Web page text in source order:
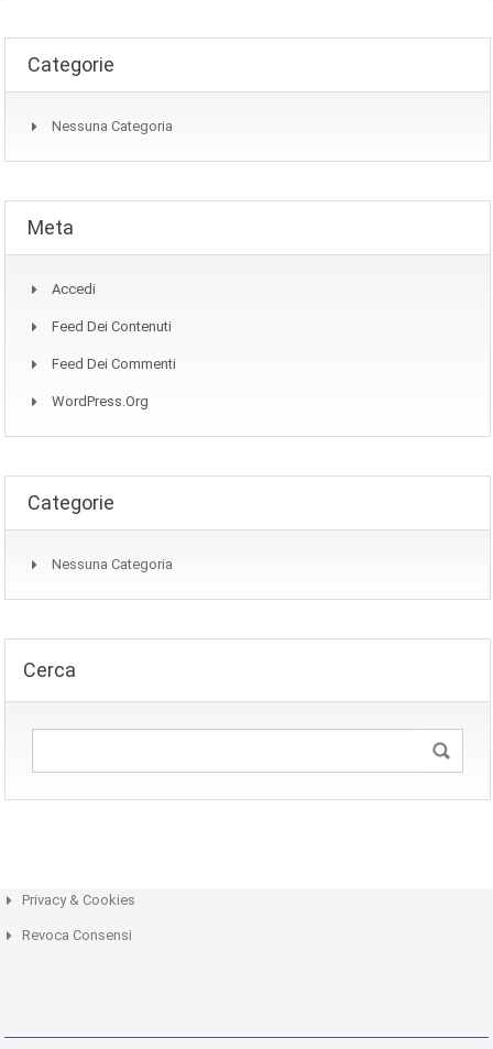
Categorie
Nessuna Categoria
Meta
Accedi
Feed Dei Contenuti
Feed Dei Commenti
WordPress.org
Categorie
Nessuna Categoria
Cerca
Privacy & Cookies
Revoca Consensi